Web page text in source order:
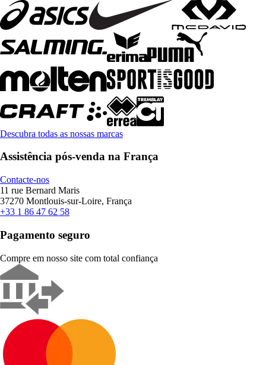
Descubra todas as nossas marcas
Assistência pós-venda na França
Contacte-nos
11 rue Bernard Maris
37270 Montlouis-sur-Loire, França
+33 1 86 47 62 58
Pagamento seguro
Compre em nosso site com total confiança